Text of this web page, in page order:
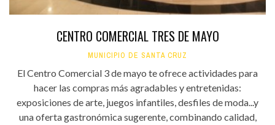
CENTRO COMERCIAL TRES DE MAYO
MUNICIPIO DE SANTA CRUZ
El Centro Comercial 3 de mayo te ofrece actividades para
hacer las compras más agradables y entretenidas:
exposiciones de arte, juegos infantiles, desfiles de moda...y
una oferta gastronómica sugerente, combinando calidad,